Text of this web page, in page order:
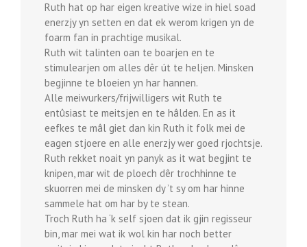
Ruth hat op har eigen kreative wize in hiel soad
enerzjy yn setten en dat ek werom krigen yn de
foarm fan in prachtige musikal.
Ruth wit talinten oan te boarjen en te
stimulearjen om alles dêr út te heljen. Minsken
begjinne te bloeien yn har hannen.
Alle meiwurkers/frijwilligers wit Ruth te
entûsiast te meitsjen en te hâlden. En as it
eefkes te mâl giet dan kin Ruth it folk mei de
eagen stjoere en alle enerzjy wer goed rjochtsje.
Ruth rekket noait yn panyk as it wat begjint te
knipen, mar wit de ploech dêr trochhinne te
skuorren mei de minsken dy ’t sy om har hinne
sammele hat om har by te stean.
Troch Ruth ha ‘k self sjoen dat ik gjin regisseur
bin, mar mei wat ik wol kin har noch better